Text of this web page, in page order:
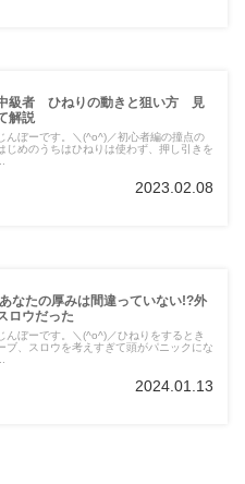
級者 ひねりの動きと狙い方 見
解説
んぼーです。＼(^o^)／初心者編の撞点の
じめのうちはひねりは使わず、押し引きを
2023.02.08
なたの厚みは間違っていない!?外
ロウだった
んぼーです。＼(^o^)／ひねりをするとき
ブ、スロウを考えすぎて頭がパニックにな
2024.01.13